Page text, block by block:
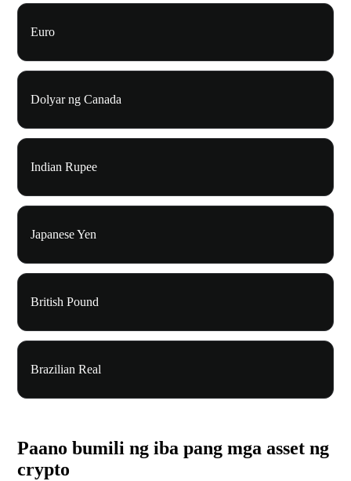
Euro
Dolyar ng Canada
Indian Rupee
Japanese Yen
British Pound
Brazilian Real
Paano bumili ng iba pang mga asset ng
crypto